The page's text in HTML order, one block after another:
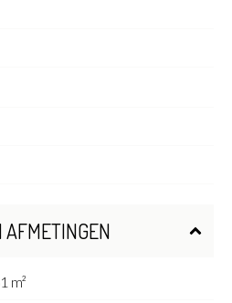
AFMETINGEN
m²